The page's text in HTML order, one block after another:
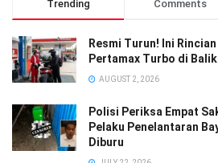
Trending Comments
Resmi Turun! Ini
Pertamax Turbo di
AUGUST 2, 2026
Polisi Periksa Empat
Pelaku Penelantaran
Diburu